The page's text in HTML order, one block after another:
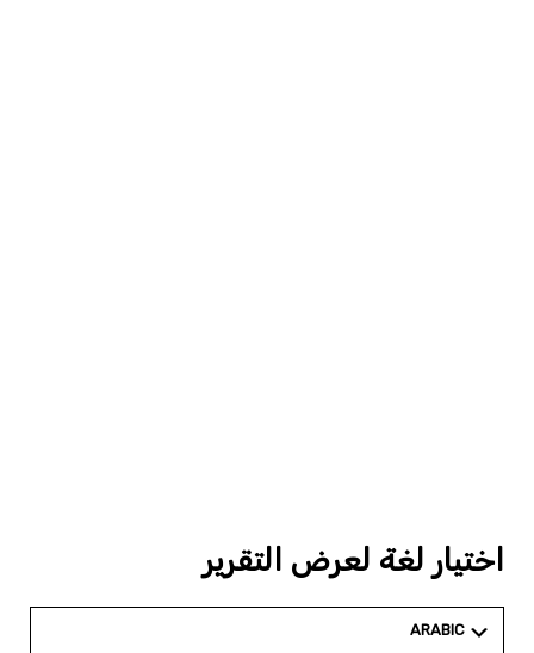
اختيار لغة لعرض التقرير
ARABIC